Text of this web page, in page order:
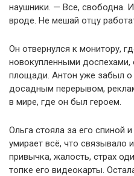
наушники. — Все, свободна.
вроде. Не мешай отцу
Он отвернулся к монитору,
новокупленными доспехами,
площади. Антон уже забыл о
досадным перерывом,
в мире, где он был героем.
Ольга стояла за его спиной
умирает всё, что связывало
привычка, жалость, страх
топке его видеокарты.